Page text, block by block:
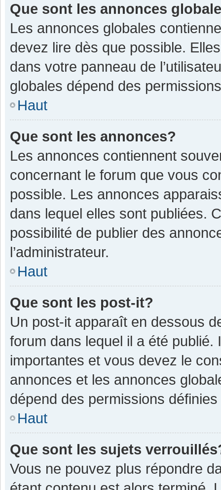
Que sont les annonces
Les annonces globales
devez lire dès que possible.
dans votre panneau de
globales dépend des
Haut
Que sont les annonces?
Les annonces contiennent
concernant le forum que vous
possible. Les annonces
dans lequel elles sont publiées.
possibilité de publier des
l’administrateur.
Haut
Que sont les post-it?
Un post-it apparaît en dessous
forum dans lequel il a été
importantes et vous devez le
annonces et les annonces
dépend des permissions définies
Haut
Que sont les sujets
Vous ne pouvez plus répondre